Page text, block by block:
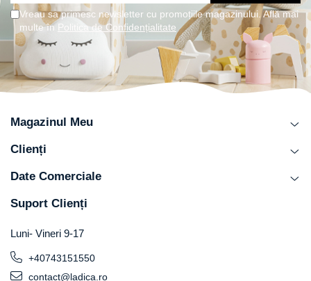
Vreau sa primesc newsletter cu promoțiile magazinului. Află mai
multe în Politica de Confidențialitate
Magazinul Meu
Clienți
Date Comerciale
Suport Clienți
Luni- Vineri 9-17
+40743151550
contact@ladica.ro